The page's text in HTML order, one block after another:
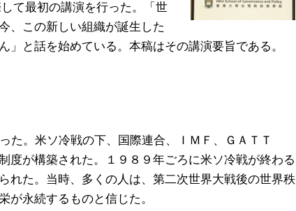
て最初の講演を行った。「世
、この新しい組織が誕生した
」と話を始めている。本稿はその講演要旨である。
た。米ソ冷戦の下、国際連合、ＩＭＦ、ＧＡＴＴ
度が構築された。１９８９年ごろに米ソ冷戦が終わる
れた。当時、多くの人は、第二次世界大戦後の世界秩
が永続するものと信じた。